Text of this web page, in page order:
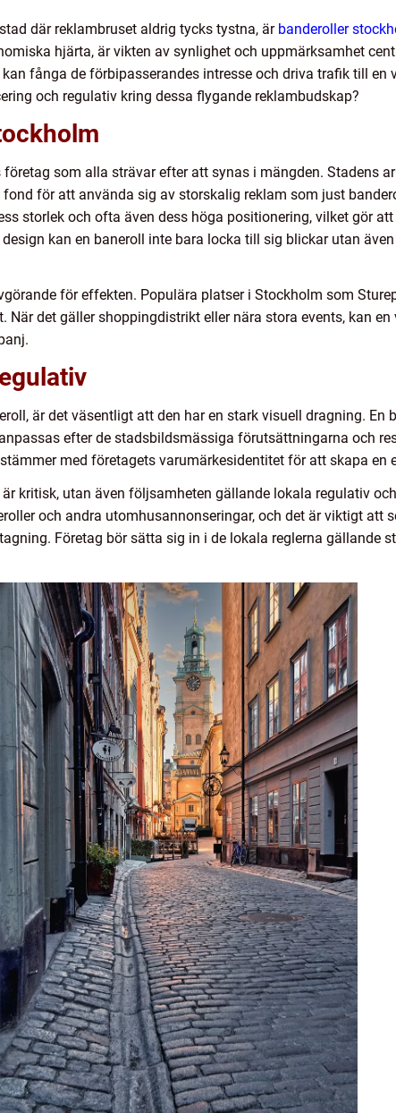
där reklambruset aldrig tycks tystna, är banderoller
hjärta, är vikten av synlighet och uppmärksamhet
fånga de förbipasserandes intresse och driva trafik till en
och regulativ kring dessa flygande reklambudskap?
som alla strävar efter att synas i mängden. Stadens
för att använda sig av storskalig reklam som just
storlek och ofta även dess höga positionering, vilket gör
kan en baneroll inte bara locka till sig blickar utan
för effekten. Populära platser i Stockholm som
När det gäller shoppingdistrikt eller nära stora events, kan
är det väsentligt att den har en stark visuell dragning. En
efter de stadsbildsmässiga förutsättningarna och
med företagets varumärkesidentitet för att skapa en
kritisk, utan även följsamheten gällande lokala regulativ
och andra utomhusannonseringar, och det är viktigt att
Företag bör sätta sig in i de lokala reglerna gällande